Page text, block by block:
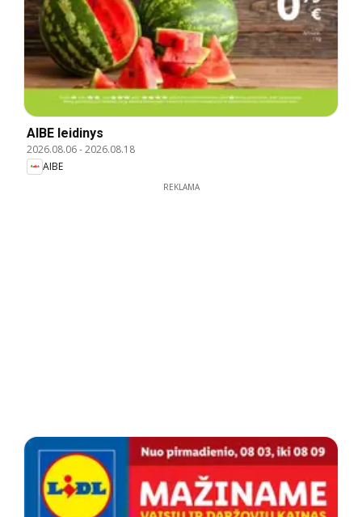
AIBE leidinys
2026.08.06-2026.08.18
AIBE
REKLAMA